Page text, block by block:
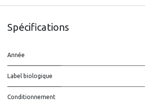
Spécifications
Année
Label biologique
Conditionnement